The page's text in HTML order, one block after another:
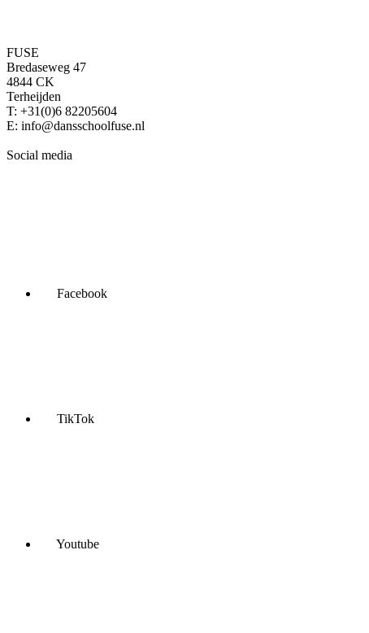
FUSE
Bredaseweg 47
4844 CK
Terheijden
T: +31(0)6 82205604
E: info@dansschoolfuse.nl
Social media
Facebook
TikTok
Youtube